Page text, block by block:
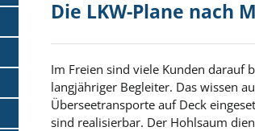
Die LKW-Plane nach
Im Freien sind viele Kunden darauf
langjähriger Begleiter. Das wissen
Überseetransporte auf Deck
sind realisierbar. Der Hohlsaum